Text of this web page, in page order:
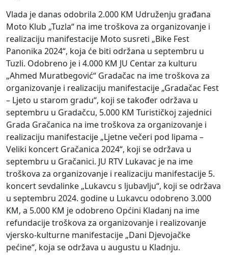
Vlada je danas odobrila 2.000 KM Udruženju građana
Moto Klub „Tuzla“ na ime troškova za organizovanje i
realizaciju manifestacije Moto susreti „Bike Fest
Panonika 2024“, koja će biti održana u septembru u
Tuzli. Odobreno je i 4.000 KM JU Centar za kulturu
„Ahmed Muratbegović“ Gradačac na ime troškova za
organizovanje i realizaciju manifestacije „Gradačac Fest
– Ljeto u starom gradu“, koji se također održava u
septembru u Gradačcu, 5.000 KM Turističkoj zajednici
Grada Gračanica na ime troškova za organizovanje i
realizaciju manifestacije „Ljetne večeri pod lipama –
Veliki koncert Gračanica 2024“, koji se održava u
septembru u Gračanici. JU RTV Lukavac je na ime
troškova za organizovanje i realizaciju manifestacije 5.
koncert sevdalinke „Lukavcu s ljubavlju“, koji se održava
u septembru 2024. godine u Lukavcu odobreno 3.000
KM, a 5.000 KM je odobreno Općini Kladanj na ime
refundacije troškova za organizovanje i realizovanje
vjersko-kulturne manifestacije „Dani Djevojačke
pećine“, koja se održava u augustu u Kladnju.